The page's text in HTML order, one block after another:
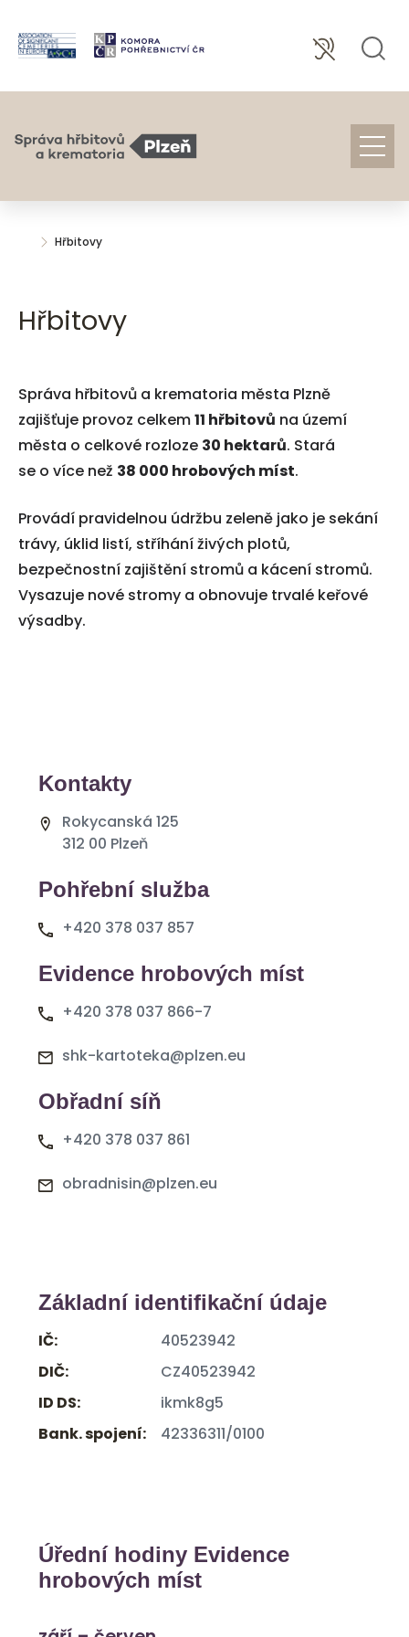
Hřbitovy
Hřbitovy
Správa hřbitovů a krematoria města Plzně
zajišťuje provoz celkem11 hřbitovů na území
města o celkové rozloze 30 hektarů. Stará
se o více než 38 000 hrobových míst.
Provádí pravidelnou údržbu zeleně jako je sekání
trávy, úklid listí, stříhání živých plotů,
bezpečnostní zajištění stromů a kácení stromů.
Vysazuje nové stromy a obnovuje trvalé keřové
výsadby.
Kontakty
Rokycanská 125
312 00 Plzeň
Pohřební služba
+420 378 037 857
Evidence hrobových míst
+420 378 037 866-7
shk-kartoteka@plzen.eu
Obřadní síň
+420 378 037 861
obradnisin@plzen.eu
Základní identifikační údaje
IČ:
40523942
DIČ:
CZ40523942
ID DS:
ikmk8g5
Bank. spojení:
42336311/0100
Úřední hodiny Evidence
hrobových míst